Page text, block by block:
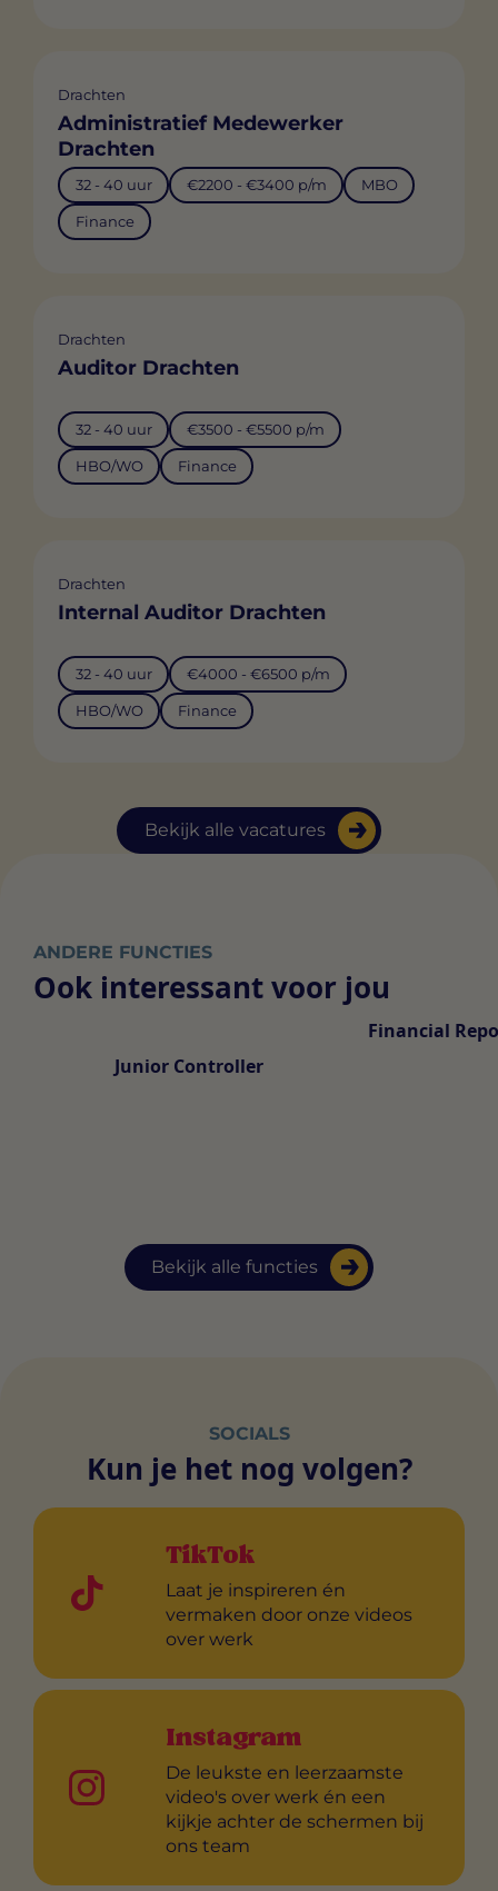
Bekijk alle vacatures
Drachten
Administratief Medewerker
Drachten
32 - 40 uur €2200 - €3400 p/m MBO
Finance
Drachten
Auditor Drachten
32 - 40 uur €3500 - €5500 p/m
HBO/WO Finance
Drachten
Internal Auditor Drachten
32 - 40 uur €4000 - €6500 p/m
HBO/WO Finance
ANDERE FUNCTIES
Ook interessant voor jou
Bekijk alle functies
Junior Controller
Financial
SOCIALS
Kun je het nog volgen?
TikTok
Laat je inspireren én
vermaken door onze videos
over werk
Instagram
De leukste en leerzaamste
video's over werk én een
kijkje achter de schermen bij
ons team